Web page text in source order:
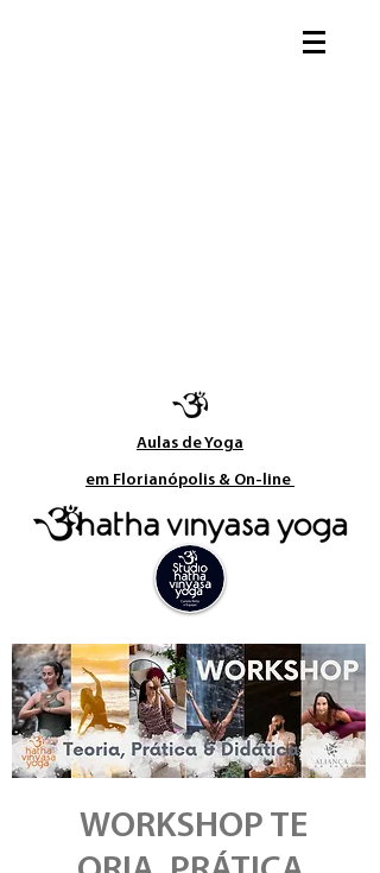
Aulas de Yoga​
em Florianópolis & On-line
WORKSHOP TE